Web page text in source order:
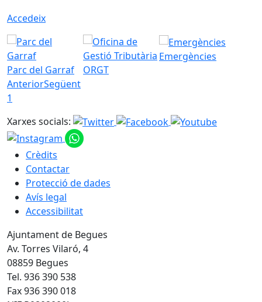
Accedeix
Parc del Garraf ORGT
Emergències
AnteriorSegüent
1
Xarxes socials:
Crèdits
Contactar
Protecció de dades
Avís legal
Accessibilitat
Ajuntament de Begues
Av. Torres Vilaró, 4
08859 Begues
Tel. 936 390 538
Fax 936 390 018